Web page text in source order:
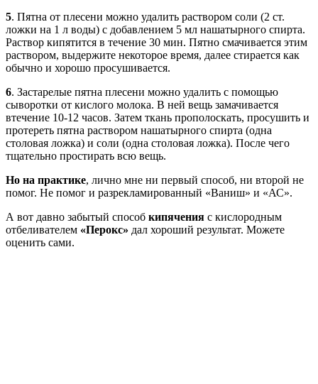
5. Пятна от плесени можно удалить раствором соли (2 ст.
ложки на 1 л воды) с добавлением 5 мл нашатырного спирта.
Раствор кипятится в течение 30 мин. Пятно смачивается этим
раствором, выдержите некоторое время, далее стирается как
обычно и хорошо просушивается.
6. Застарелые пятна плесени можно удалить с помощью
сыворотки от кислого молока. В ней вещь замачивается
втечение 10-12 часов. Затем ткань прополоскать, просушить и
протереть пятна раствором нашатырного спирта (одна
столовая ложка) и соли (одна столовая ложка). После чего
тщательно простирать всю вещь.
Но на практике, лично мне ни первый способ, ни второй не
помог. Не помог и разрекламированный «Ваниш» и «АС».
А вот давно забытый способ кипячения с кислородным
отбеливателем «Перокс» дал хороший результат. Можете
оценить сами.